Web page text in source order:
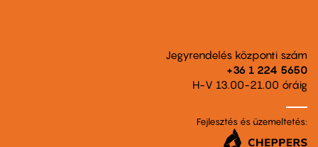
Jegyrendelés központi szám
+36 1 224 5650
H-V 13.00-21.00 óráig
Fejlesztés és üzemeltetés: